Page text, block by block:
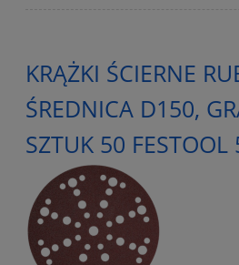
KRĄŻKI ŚCIERNE
ŚREDNICA D150,
SZTUK 50 FESTOOL